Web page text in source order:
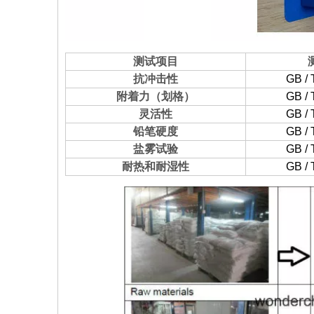
测试项目
抗冲击性
GB /
附着力（划格）
GB /
灵活性
GB /
铅笔硬度
GB /
盐雾试验
GB /
耐热和耐湿性
GB /